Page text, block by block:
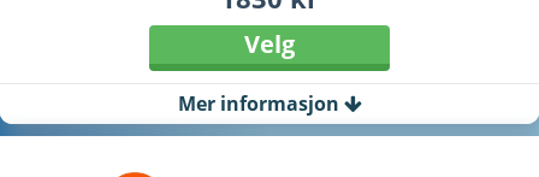
Velg
Mer informasjon